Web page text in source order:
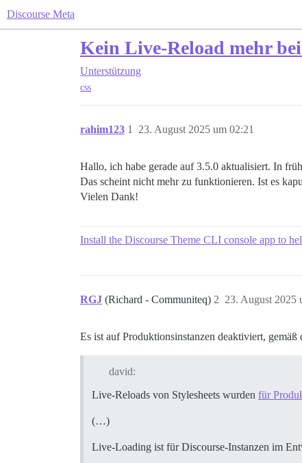
Discourse Meta
Kein Live-Reload mehr
Unterstützung
css
rahim123 23. August 2025 um 02:21
1
Hallo, ich habe gerade auf 3.5.0 aktualisiert. In
Das scheint nicht mehr zu funktionieren. Ist es
Vielen Dank!
Install the Discourse Theme CLI console app to
RGJ (Richard - Communiteq) 23. August 2025
2
Es ist auf Produktionsinstanzen deaktiviert, gemäß
david:
Live-Reloads von Stylesheets wurden für
(…)
Live-Loading ist für Discourse-Instanzen im